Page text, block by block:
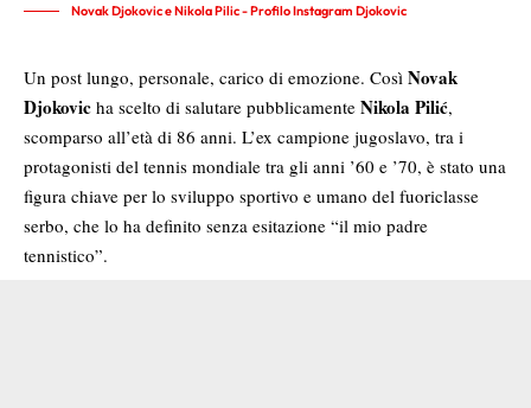
Novak Djokovic e Nikola Pilic - Profilo Instagram Djokovic
Un post lungo, personale, carico di emozione. Così Novak
Djokovic ha scelto di salutare pubblicamente Nikola Pilić,
scomparso all’età di 86 anni. L’ex campione jugoslavo, tra i
protagonisti del tennis mondiale tra gli anni ’60 e ’70, è stato una
figura chiave per lo sviluppo sportivo e umano del fuoriclasse
serbo, che lo ha definito senza esitazione “il mio padre
tennistico”.